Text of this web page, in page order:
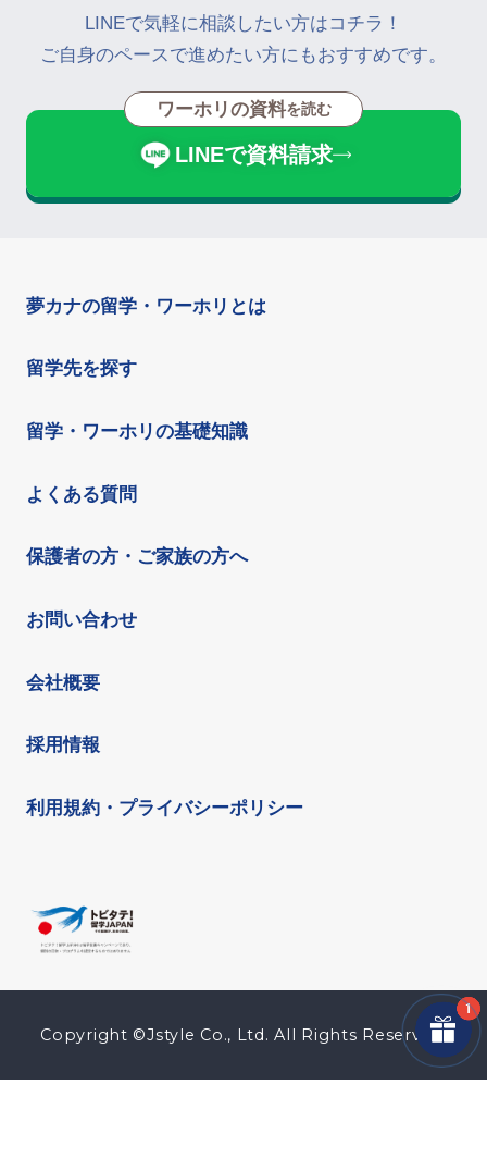
LINEで気軽に相談したい方はコチラ！
ご自身のペースで進めたい方にもおすすめです。
ワーホリの資料を読む
LINEで資料請求
夢カナの留学・ワーホリとは
留学先を探す
留学・ワーホリの基礎知識
よくある質問
保護者の方・ご家族の方へ
お問い合わせ
会社概要
採用情報
利用規約・プライバシーポリシー
Copyright ©Jstyle Co., Ltd. All Rights Reserved.